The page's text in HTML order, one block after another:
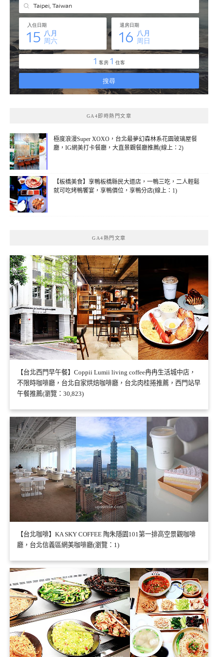
GA4即時熱門文章
極度浪漫Super XOXO，台北最夢幻森林系花園玻璃屋餐
廳，IG網美打卡餐廳，大直景觀餐廳推薦(線上：2)
【板橋美食】享鴨板橋縣民大道店，一鴨三吃，二人輕鬆
就可吃烤鴨饗宴，享鴨價位，享鴨分店(線上：1)
GA4熱門文章
【台北西門早午餐】Coppii Lumii living coffee冉冉生活城中店，
不限時咖啡廳，台北自家烘焙咖啡廳，台北肉桂捲推薦，西門站早
午餐推薦(瀏覽：30,823)
【台北咖啡】KA SKY COFFEE 陶朱隱園101第一排高空景觀咖啡
廳，台北信義區網美咖啡廳(瀏覽：1)